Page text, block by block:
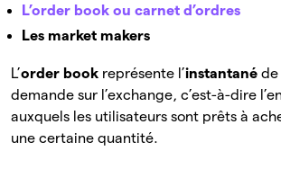
L’order book ou carnet d’ordres
Les market makers
L’order book représente l’instantané de
demande sur l’exchange, c’est-à-dire
auxquels les utilisateurs sont prêts à
une certaine quantité.